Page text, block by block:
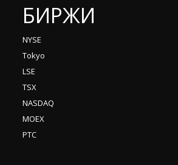
БИРЖИ
NYSE
Tokyo
LSE
TSX
NASDAQ
MOEX
РТС